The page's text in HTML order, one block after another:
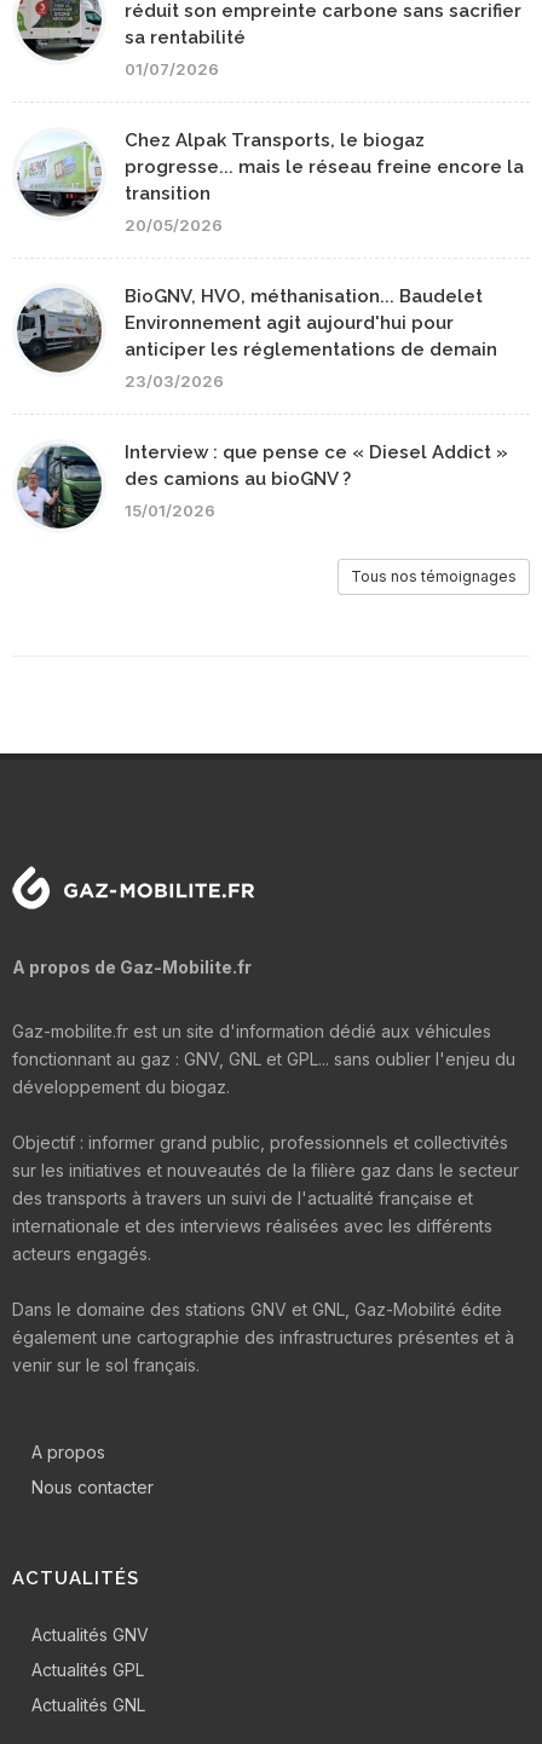
réduit son empreinte carbone sans sacrifier
sa rentabilité
01/07/2026
Chez Alpak Transports, le biogaz
progresse... mais le réseau freine encore la
transition
20/05/2026
BioGNV, HVO, méthanisation... Baudelet
Environnement agit aujourd'hui pour
anticiper les réglementations de demain
23/03/2026
Interview : que pense ce « Diesel Addict »
des camions au bioGNV ?
15/01/2026
Tous nos témoignages
A propos de Gaz-Mobilite.fr
Gaz-mobilite.fr est un site d'information dédié aux véhicules
fonctionnant au gaz : GNV, GNL et GPL... sans oublier l'enjeu du
développement du biogaz.
Objectif : informer grand public, professionnels et collectivités
sur les initiatives et nouveautés de la filière gaz dans le secteur
des transports à travers un suivi de l'actualité française et
internationale et des interviews réalisées avec les différents
acteurs engagés.
Dans le domaine des stations GNV et GNL, Gaz-Mobilité édite
également une cartographie des infrastructures présentes et à
venir sur le sol français.
A propos
Nous contacter
ACTUALITÉS
Actualités GNV
Actualités GPL
Actualités GNL